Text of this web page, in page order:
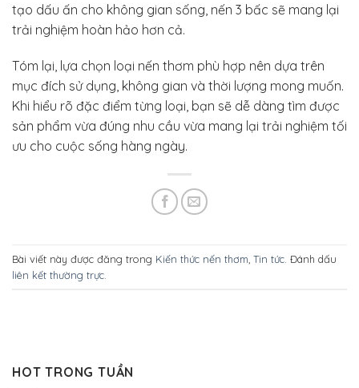
tạo dấu ấn cho không gian sống, nến 3 bấc sẽ mang lại
trải nghiệm hoàn hảo hơn cả.
Tóm lại, lựa chọn loại nến thơm phù hợp nên dựa trên
mục đích sử dụng, không gian và thời lượng mong muốn.
Khi hiểu rõ đặc điểm từng loại, bạn sẽ dễ dàng tìm được
sản phẩm vừa đúng nhu cầu vừa mang lại trải nghiệm tối
ưu cho cuộc sống hàng ngày.
Bài viết này được đăng trong Kiến thức nến thơm Tin tức . Đánh dấu
liên kết thường trực
HOT TRONG TUẦN